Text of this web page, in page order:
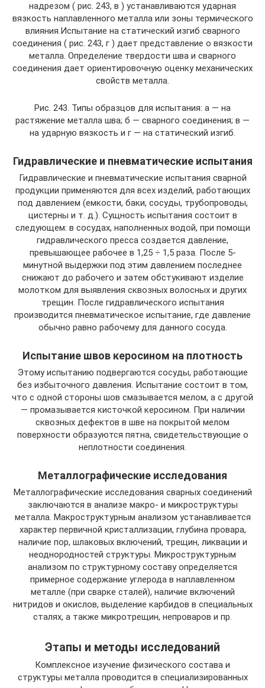
надрезом ( рис. 243, в ) устанавливаются ударная
вязкость наплавленного металла или зоны термического
влияния.Испытание на статический изгиб сварного
соединения ( рис. 243, г ) дает представление о вязкости
металла. Определение твердости шва и сварного
соединения дает ориентировочную оценку механических
свойств металла.
Рис. 243. Типы образцов для испытания: а — на
растяжение металла шва; б — сварного соединения; в —
на ударную вязкость и г — на статический изгиб.
Гидравлические и пневматические испытания
Гидравлические и пневматические испытания сварной
продукции применяются для всех изделий, работающих
под давлением (емкости, баки, сосуды, трубопроводы,
цистерны и т. д.). Сущность испытания состоит в
следующем: в сосудах, наполненных водой, при помощи
гидравлического пресса создается давление,
превышающее рабочее в 1,25 ÷ 1,5 раза. После 5-
минутной выдержки под этим давлением последнее
снижают до рабочего и затем обстукивают изделие
молотком для выявления сквозных волосных и других
трещин. После гидравлического испытания
производится пневматическое испытание, где давление
обычно равно рабочему для данного сосуда.
Испытание швов керосином на плотность
Этому испытанию подвергаются сосуды, работающие
без избыточного давления. Испытание состоит в том,
что с одной стороны шов смазывается мелом, а с другой
— промазывается кисточкой керосином. При наличии
сквозных дефектов в шве на покрытой мелом
поверхности образуются пятна, свидетельствующие о
неплотности соединения.
Металлографические исследования
Металлографические исследования сварных соединений
заключаются в анализе макро- и микроструктуры
металла. Макроструктурным анализом устанавливается
характер первичной кристаллизации, глубина провара,
наличие пор, шлаковых включений, трещин, ликвации и
неоднородностей структуры. Микроструктурным
анализом по структурному составу определяется
примерное содержание углерода в наплавленном
металле (при сварке сталей), наличие включений
нитридов и окислов, выделение карбидов в специальных
сталях, а также микротрещин, непроваров и пр.
Этапы и методы исследований
Комплексное изучение физического состава и
структуры металла проводится в специализированных